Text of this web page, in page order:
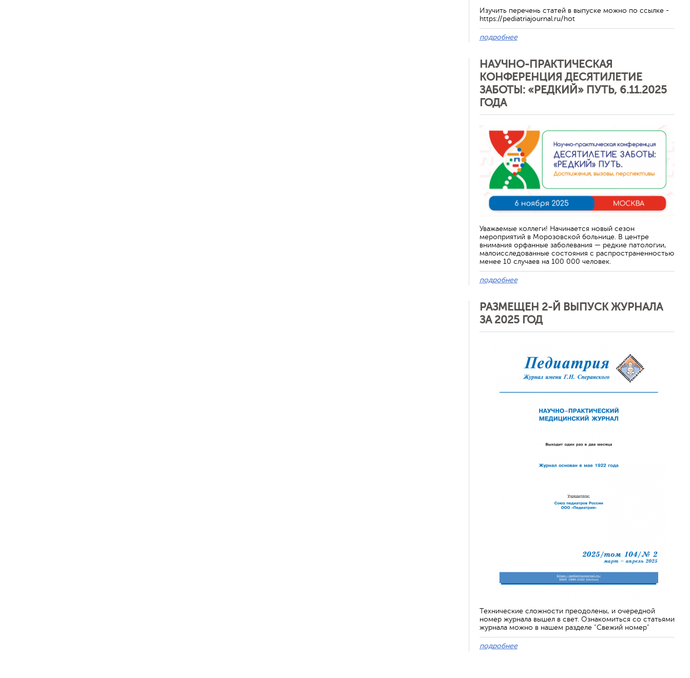
Изучить перечень статей в выпуске можно по ссылке -
https://pediatriajournal.ru/hot
подробнее
НАУЧНО-ПРАКТИЧЕСКАЯ
КОНФЕРЕНЦИЯ ДЕСЯТИЛЕТИЕ
ЗАБОТЫ: «РЕДКИЙ» ПУТЬ, 6.11.2025
ГОДА
Уважаемые коллеги! Начинается новый сезон
мероприятий в Морозовской больнице. В центре
внимания орфанные заболевания — редкие патологии,
малоисследованные состояния с распространенностью
менее 10 случаев на 100 000 человек.
подробнее
РАЗМЕЩЕН 2-Й ВЫПУСК ЖУРНАЛА
ЗА 2025 ГОД
Технические сложности преодолены, и очередной
номер журнала вышел в свет. Ознакомиться со статьями
журнала можно в нашем разделе "Свежий номер"
подробнее
Отменить